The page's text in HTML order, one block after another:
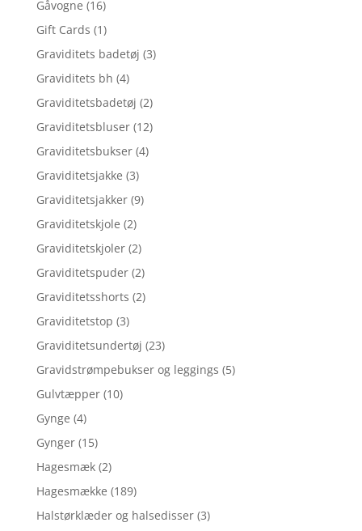
Gåvogne (16)
Gift Cards (1)
Graviditets badetøj (3)
Graviditets bh (4)
Graviditetsbadetøj (2)
Graviditetsbluser (12)
Graviditetsbukser (4)
Graviditetsjakke (3)
Graviditetsjakker (9)
Graviditetskjole (2)
Graviditetskjoler (2)
Graviditetspuder (2)
Graviditetsshorts (2)
Graviditetstop (3)
Graviditetsundertøj (23)
Gravidstrømpebukser og leggings (5)
Gulvtæpper (10)
Gynge (4)
Gynger (15)
Hagesmæk (2)
Hagesmække (189)
Halstørklæder og halsedisser (3)